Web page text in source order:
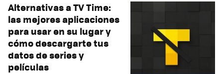
Alternativas a TV Time:
las mejores aplicaciones
para usar en su lugar y
cómo descargarte tus
datos de series y
películas